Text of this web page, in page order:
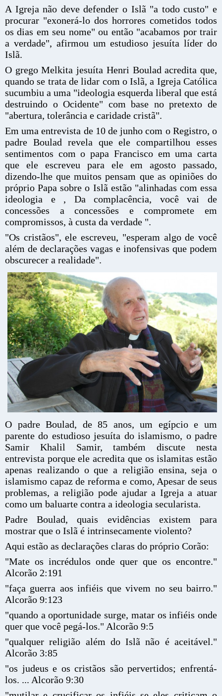
A Igreja não deve defender o Islã "a todo custo" e
procurar "exonerá-lo dos horrores cometidos todos
os dias em seu nome" ou então "acabamos por trair
a verdade", afirmou um estudioso jesuíta líder do
Islã.
O grego Melkita jesuíta Henri Boulad acredita que,
quando se trata de lidar com o Islã, a Igreja Católica
sucumbiu a uma "ideologia esquerda liberal que está
destruindo o Ocidente" com base no pretexto de
"abertura, tolerância e caridade cristã".
Em uma entrevista de 10 de junho com o Registro, o
padre Boulad revela que ele compartilhou esses
sentimentos com o papa Francisco em uma carta
que ele escreveu para ele em agosto passado,
dizendo-lhe que muitos pensam que as opiniões do
próprio Papa sobre o Islã estão "alinhadas com essa
ideologia e , Da complacência, você vai de
concessões a concessões e compromete em
compromissos, à custa da verdade ".
"Os cristãos", ele escreveu, "esperam algo de você
além de declarações vagas e inofensivas que podem
obscurecer a realidade".
O padre Boulad, de 85 anos, um egípcio e um
parente do estudioso jesuíta do islamismo, o padre
Samir Khalil Samir, também discute nesta
entrevista porque ele acredita que os islamitas estão
apenas realizando o que a religião ensina, seja o
islamismo capaz de reforma e como, Apesar de seus
problemas, a religião pode ajudar a Igreja a atuar
como um baluarte contra a ideologia secularista.
Padre Boulad, quais evidências existem para
mostrar que o Islã é intrinsecamente violento?
Aqui estão as declarações claras do próprio Corão:
"Mate os incrédulos onde quer que os encontre."
Alcorão 2:191
"faça guerra aos infiéis que vivem no seu bairro."
Alcorão 9:123
"quando a oportunidade surge, matar os infiéis onde
quer que você pegá-los." Alcorão 9:5
"qualquer religião além do Islã não é aceitável."
Alcorão 3:85
"os judeus e os cristãos são pervertidos; enfrentá-
los. ... Alcorão 9:30